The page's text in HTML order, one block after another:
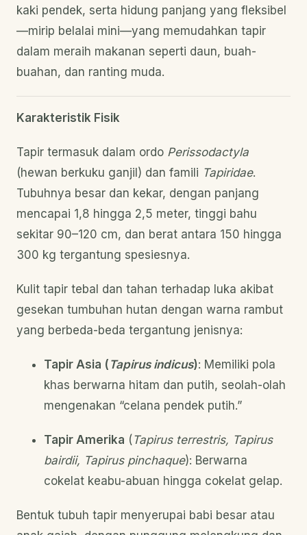
kaki pendek, serta hidung panjang yang fleksibel
—mirip belalai mini—yang memudahkan tapir
dalam meraih makanan seperti daun, buah-
buahan, dan ranting muda.
Karakteristik Fisik
Tapir termasuk dalam ordo Perissodactyla
(hewan berkuku ganjil) dan famili Tapiridae.
Tubuhnya besar dan kekar, dengan panjang
mencapai 1,8 hingga 2,5 meter, tinggi bahu
sekitar 90–120 cm, dan berat antara 150 hingga
300 kg tergantung spesiesnya.
Kulit tapir tebal dan tahan terhadap luka akibat
gesekan tumbuhan hutan dengan warna rambut
yang berbeda-beda tergantung jenisnya:
Tapir Asia ( Tapirus indicus): Memiliki pola
khas berwarna hitam dan putih, seolah-olah
mengenakan “celana pendek putih.”
Tapir Amerika ( Tapirus terrestris, Tapirus
bairdii, Tapirus pinchaque): Berwarna
cokelat keabu-abuan hingga cokelat gelap.
Bentuk tubuh tapir menyerupai babi besar atau